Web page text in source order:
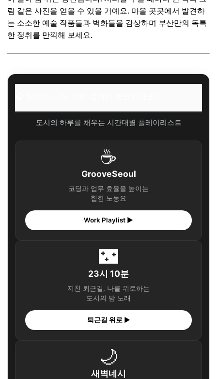
림 같은 사진을 얻을 수 있을 거예요. 마을 곳곳에서 발견하
는 소소한 예술 작품들과 벽화들을 감상하며 부산만의 독특
한 정취를 만끽해 보세요.
도시의 하루를 채우는 시간대별 플레이리스트
☕
GrooveSeoul
코딩과 업무 효율을 높이는
힙한 노동요
Work Playlist ▶
🌃
23시 10분
지친 퇴근길, 나를 위로하는
도시의 밤 노래
퇴근길 위로 ▶
🌙
새벽네시